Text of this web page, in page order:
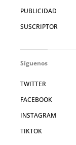
PUBLICIDAD
SUSCRIPTOR
Síguenos
TWITTER
FACEBOOK
INSTAGRAM
TIKTOK